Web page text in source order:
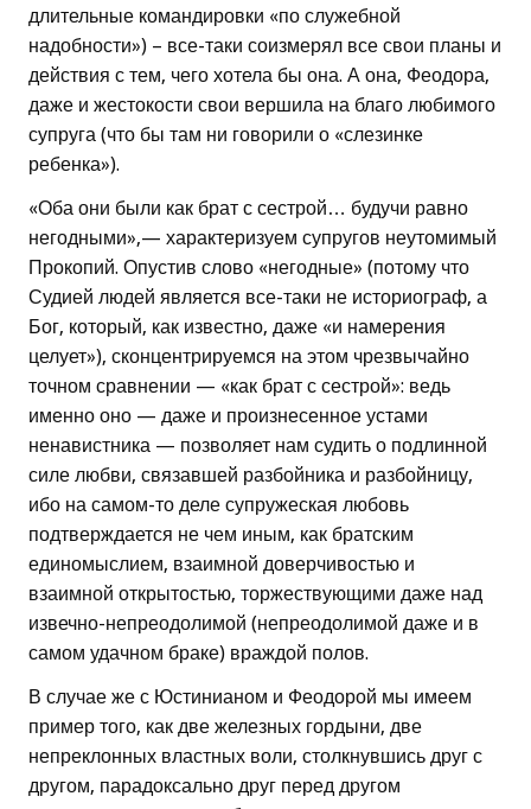
длительные командировки «по служебной
надобности») – все-таки соизмерял все свои планы и
действия с тем, чего хотела бы она. А она, Феодора,
даже и жестокости свои вершила на благо любимого
супруга (что бы там ни говорили о «слезинке
ребенка»).
«Оба они были как брат с сестрой… будучи равно
негодными»,— характеризуем супругов неутомимый
Прокопий. Опустив слово «негодные» (потому что
Судией людей является все-таки не историограф, а
Бог, который, как известно, даже «и намерения
целует»), сконцентрируемся на этом чрезвычайно
точном сравнении — «как брат с сестрой»: ведь
именно оно — даже и произнесенное устами
ненавистника — позволяет нам судить о подлинной
силе любви, связавшей разбойника и разбойницу,
ибо на самом-то деле супружеская любовь
подтверждается не чем иным, как братским
единомыслием, взаимной доверчивостью и
взаимной открытостью, торжествующими даже над
извечно-непреодолимой (непреодолимой даже и в
самом удачном браке) враждой полов.
В случае же с Юстинианом и Феодорой мы имеем
пример того, как две железных гордыни, две
непреклонных властных воли, столкнувшись друг с
другом, парадоксально друг перед другом